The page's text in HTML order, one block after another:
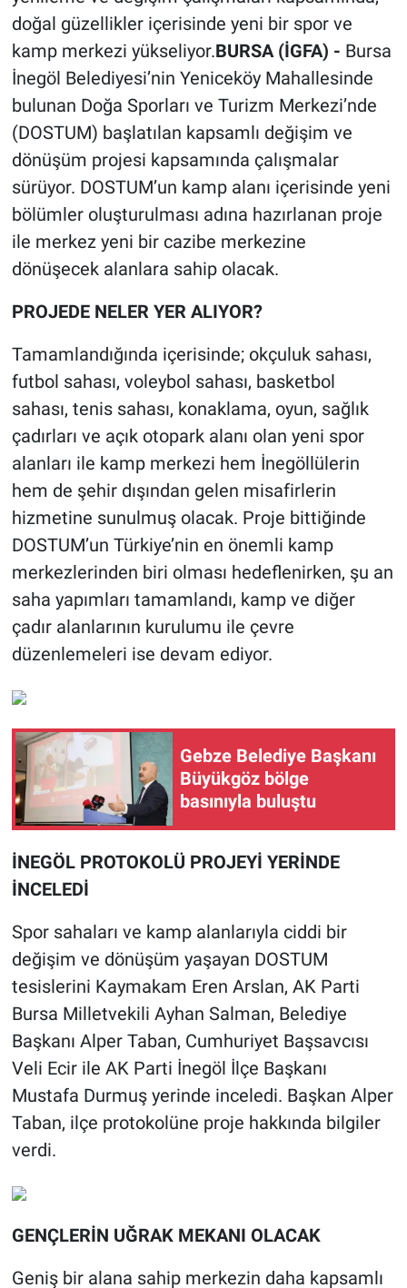
doğal güzellikler içerisinde yeni bir spor ve
kamp merkezi yükseliyor.BURSA (İGFA) - Bursa
İnegöl Belediyesi’nin Yeniceköy Mahallesinde
bulunan Doğa Sporları ve Turizm Merkezi’nde
(DOSTUM) başlatılan kapsamlı değişim ve
dönüşüm projesi kapsamında çalışmalar
sürüyor. DOSTUM’un kamp alanı içerisinde yeni
bölümler oluşturulması adına hazırlanan proje
ile merkez yeni bir cazibe merkezine
dönüşecek alanlara sahip olacak.
PROJEDE NELER YER ALIYOR?
Tamamlandığında içerisinde; okçuluk sahası,
futbol sahası, voleybol sahası, basketbol
sahası, tenis sahası, konaklama, oyun, sağlık
çadırları ve açık otopark alanı olan yeni spor
alanları ile kamp merkezi hem İnegöllülerin
hem de şehir dışından gelen misafirlerin
hizmetine sunulmuş olacak. Proje bittiğinde
DOSTUM’un Türkiye’nin en önemli kamp
merkezlerinden biri olması hedeflenirken, şu an
saha yapımları tamamlandı, kamp ve diğer
çadır alanlarının kurulumu ile çevre
düzenlemeleri ise devam ediyor.
Gebze Belediye Başkanı
Büyükgöz bölge
basınıyla buluştu
İNEGÖL PROTOKOLÜ PROJEYİ YERİNDE
İNCELEDİ
Spor sahaları ve kamp alanlarıyla ciddi bir
değişim ve dönüşüm yaşayan DOSTUM
tesislerini Kaymakam Eren Arslan, AK Parti
Bursa Milletvekili Ayhan Salman, Belediye
Başkanı Alper Taban, Cumhuriyet Başsavcısı
Veli Ecir ile AK Parti İnegöl İlçe Başkanı
Mustafa Durmuş yerinde inceledi. Başkan Alper
Taban, ilçe protokolüne proje hakkında bilgiler
verdi.
GENÇLERİN UĞRAK MEKANI OLACAK
Geniş bir alana sahip merkezin daha kapsamlı